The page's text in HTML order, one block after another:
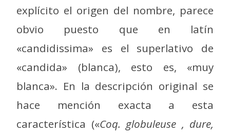
explícito el origen del nombre, parece
obvio puesto que en latín
«candidissima» es el superlativo de
«candida» (blanca), esto es, «muy
blanca». En la descripción original se
hace mención exacta a esta
característica («Coq. globuleuse , dure,